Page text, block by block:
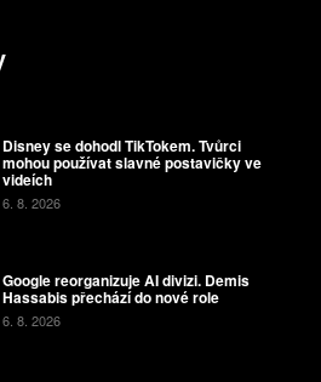
Disney se dohodl TikTokem. Tvůrci
mohou používat slavné postavičky ve
videích
6. 8. 2026
Google reorganizuje AI divizi. Demis
Hassabis přechází do nové role
6. 8. 2026